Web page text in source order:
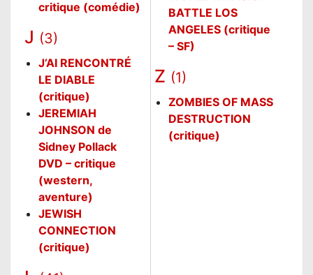
critique (comédie)
J (3)
J’AI RENCONTRÉ
LE DIABLE
(critique)
JEREMIAH
JOHNSON de
Sidney Pollack
DVD – critique
(western,
aventure)
JEWISH
CONNECTION
(critique)
BATTLE LOS
ANGELES (critique
– SF)
Z (1)
ZOMBIES OF MASS
DESTRUCTION
(critique)